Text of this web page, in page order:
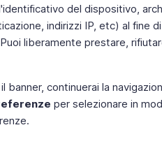
del dispositivo,
indirizzi IP, etc) al fine
liberamente prestare,
banner, continuerai la
per selezionare in